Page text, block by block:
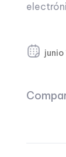
junio